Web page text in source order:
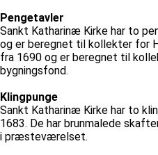
Pengetavler
Sankt Katharinæ Kirke har to
og er beregnet til kollekter for
fra 1690 og er beregnet til
bygningsfond.
Klingpunge
Sankt Katharinæ Kirke har to
1683. De har brunmalede
i præsteværelset.